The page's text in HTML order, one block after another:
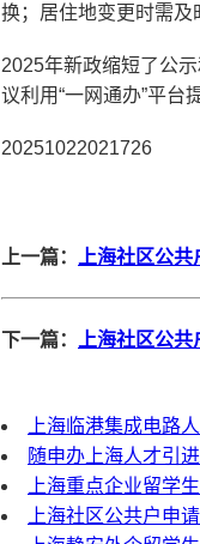
换；居住地变更时需及
2025年新政缩短了公
议利用“一网通办”平台
20251022021726
上一篇： 上海社区公
下一篇： 上海社区公
上海临港集成电路
随申办上海人才引
上海重点企业留学
上海社区公共户申